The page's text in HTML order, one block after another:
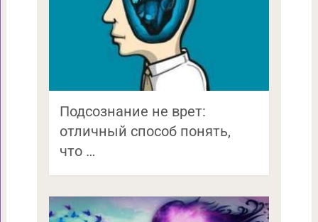
Подсознание не врет:
отличный способ понять,
что …